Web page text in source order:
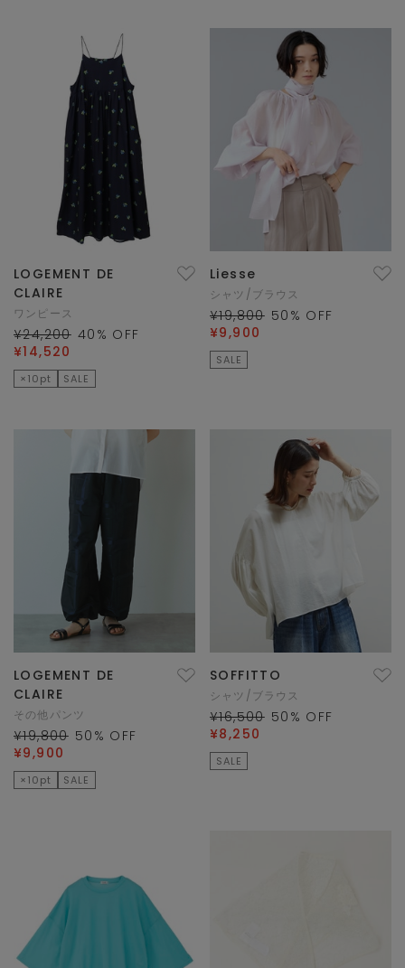
LOGEMENT DE
CLAIRE
ワンピース
¥24,200 40 % OFF
¥14,520
×10pt SALE
Liesse
シャツ/ブラウス
¥19,800 50 % OFF
¥9,900
SALE
LOGEMENT DE
CLAIRE
その他パンツ
¥19,800 50 % OFF
¥9,900
×10pt SALE
SOFFITTO
シャツ/ブラウス
¥16,500 50 % OFF
¥8,250
SALE